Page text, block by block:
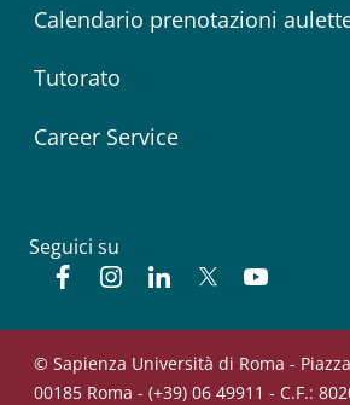
Calendario prenotazioni
Tutorato
Career Service
Seguici su
FacebookInstagramLinkedinTwitter
© Sapienza Università di Roma -
00185 Roma - (+39) 06 49911 - C.F.: